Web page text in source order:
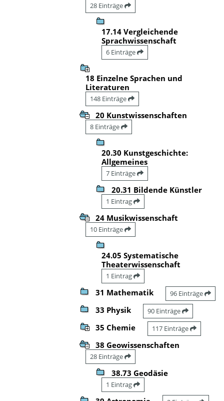
28 Einträge
17.14 Vergleichende
Sprachwissenschaft
6 Einträge
18 Einzelne Sprachen und
Literaturen
148 Einträge
20 Kunstwissenschaften
8 Einträge
20.30 Kunstgeschichte:
Allgemeines
7 Einträge
20.31 Bildende Künstler
1 Eintrag
24 Musikwissenschaft
10 Einträge
24.05 Systematische
Theaterwissenschaft
1 Eintrag
31 Mathematik 96 Einträge
33 Physik 90 Einträge
35 Chemie 117 Einträge
38 Geowissenschaften
28 Einträge
38.73 Geodäsie
1 Eintrag